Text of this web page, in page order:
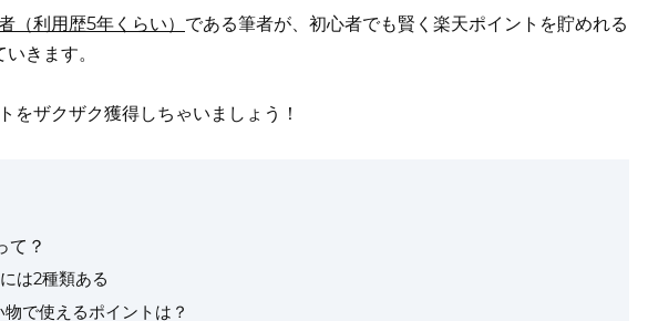
（利用歴5年くらい） である筆者が、初心者でも賢く楽天ポイントを貯めれる
きます。
をザクザク獲得しちゃいましょう！
て？
は2種類ある
物で使えるポイントは？